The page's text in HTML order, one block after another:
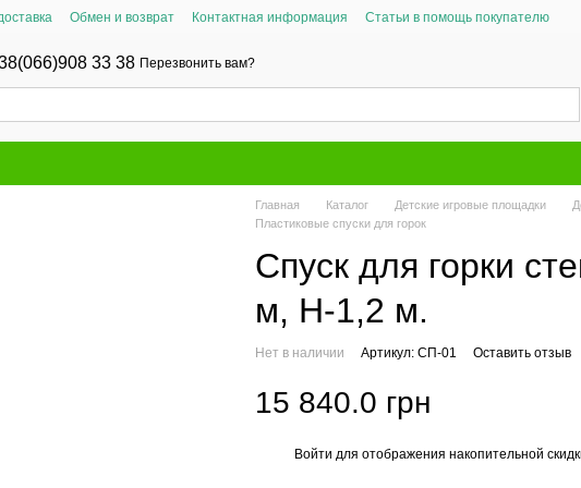
Обмен и возврат Контактная информация
Статьи в помощь покупателю
33 38 Перезвонить вам?
Главная Каталог Детские игровые площадки
Пластиковые спуски для горок
Спуск для горки
м, H-1,2 м.
Нет в наличии Артикул: СП-01 Оставить отзыв
15 840.0 грн
Войти для отображения накопительной